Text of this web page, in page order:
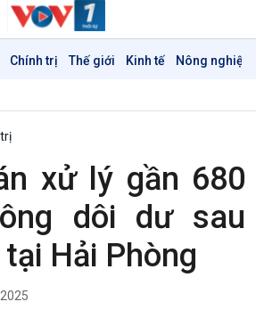
Chính trị Thế giới Kinh tế Nông nghiệp
xử lý gần 680
dôi dư sau
Hải Phòng